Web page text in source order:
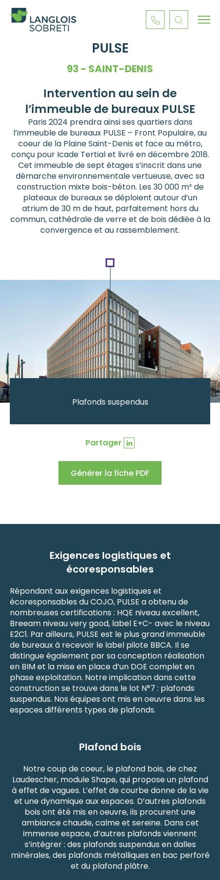
PULSE
93 - SAINT-DENIS
Intervention au sein de
l’immeuble de bureaux PULSE
Paris 2024 prendra ainsi ses quartiers dans
l’immeuble de bureaux PULSE – Front Populaire, au
coeur de la Plaine Saint-Denis et face au métro,
conçu pour Icade Tertial et livré en décembre 2018.
Cet immeuble de sept étages s’inscrit dans une
démarche environnementale vertueuse, avec sa
construction mixte bois-béton. Les 30 000 m² de
plateaux de bureaux se déploient autour d’un
atrium de 30 m de haut, parfaitement hors du
commun, cathédrale de verre et de bois dédiée à la
convergence et au rassemblement.
Plafonds suspendus
Partager
Générer la fiche PDF
Exigences logistiques et
écoresponsables
Répondant aux exigences logistiques et
écoresponsables du COJO, PULSE a obtenu de
nombreuses certifications : HQE niveau excellent,
Breeam niveau very good, label E+C- avec le niveau
E2C1. Par ailleurs, PULSE est le plus grand immeuble
de bureaux à recevoir le label pilote BBCA. Il se
distingue également par sa conception réalisation
en BIM et la mise en place d’un DOE complet en
phase exploitation. Notre implication dans cette
construction se trouve dans le lot N°7 : plafonds
suspendus. Nos équipes ont mis en oeuvre dans les
espaces différents types de plafonds.
Plafond bois
Notre coup de coeur, le plafond bois, de chez
Laudescher, module Shape, qui propose un plafond
à effet de vagues. L’effet de courbe donne de la vie
et une dynamique aux espaces. D’autres plafonds
bois ont été mis en oeuvre, ils procurent une
ambiance chaude, calme et sereine. Dans cet
immense espace, d’autres plafonds viennent
s’intégrer : des plafonds suspendus en dalles
minérales, des plafonds métalliques en bac perforé
et du plafond plâtre.